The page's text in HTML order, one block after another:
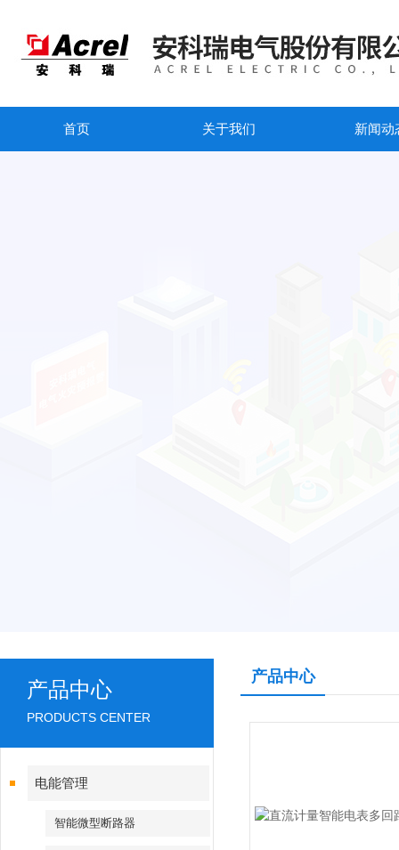
首页 关于我们 新闻动
产品中心
PRODUCTS CENTER
电能管理
智能微型断路器
产品中心